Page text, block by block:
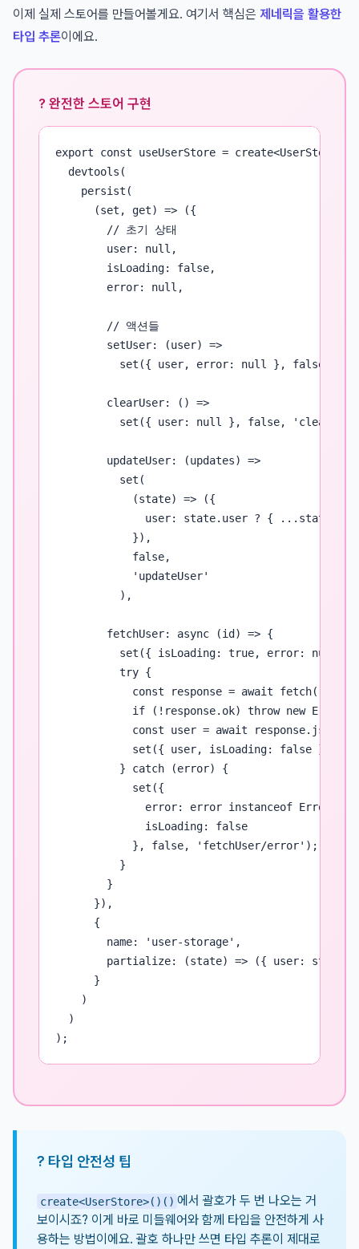
이제 실제 스토어를 만들어볼게요. 여기서 핵심은 제네릭을 활용한
타입 추론이에요.
? 완전한 스토어 구현
export const useUserStore =
  devtools(
    persist(
      (set, get) => ({
        // 초기 상태
        user: null,
        isLoading: false,
        error: null,
        // 액션들
        setUser: (user) =>
set({ user, error: null }, false,
        clearUser: () =>
set({ user: null }, false,
        updateUser: (updates) =>
          set(
            (state) => ({
user: state.user ? {
            }),
            false,
            'updateUser'
          ),
        fetchUser: async (id) => {
set({ isLoading: true, error: null
          try {
const response = await fetch(`/
if (!response.ok) throw new
            const user = await response.json();
set({ user, isLoading: false },
          } catch (error) {
            set({
error: error instanceof Error ?
              isLoading: false
            }, false, 'fetchUser/error');
          }
        }
      }),
      {
        name: 'user-storage',
partialize: (state) => ({ user:
      }
    )
  )
);
? 타입 안전성 팁
create<UserStore>()() 에서 괄호가 두 번 나오는 거
보이시죠? 이게 바로 미들웨어와 함께 타입을 안전하게 사
용하는 방법이에요. 괄호 하나만 쓰면 타입 추론이 제대로